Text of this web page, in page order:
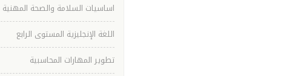
اساسيات السلامة والصحة المهنية
اللغة الإنجليزية المستوى الرابع
تطوير المهارات المحاسبية